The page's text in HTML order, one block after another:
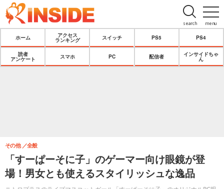
menu
search
ホーム
アクセス
ランキング
スイッチ PS5 PS4
読者
アンケート
スマホ PC 配信者
インサイドちゃ
ん
「すーぱーそに子」のゲーマー向け眼鏡が登
場！男女とも使えるスタイリッシュな逸品
その他 全般